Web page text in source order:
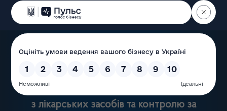
Пошук
Державна служба України
з лікарських засобів та контролю за